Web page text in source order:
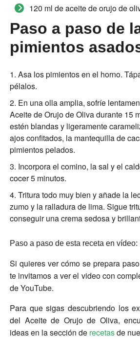
120 ml de aceite de orujo de
Paso a paso de
pimientos
Asa los pimientos en el horno.
pélalos.
En una olla amplia, sofríe
Aceite de Orujo de Oliva durante 15
estén blandas y ligeramente
ajos confitados, la mantequilla de
pimientos pelados.
Incorpora el comino, la sal y el
cocer 5 minutos.
Tritura todo muy bien y añade la
zumo y la ralladura de lima. Sigue
conseguir una crema sedosa y
Paso a paso de esta receta en vídeo:
Si quieres ver cómo se prepara
te invitamos a ver el video con
de YouTube.
Para que sigas descubriendo los
del Aceite de Orujo de Oliva,
ideas en la sección de recetasde